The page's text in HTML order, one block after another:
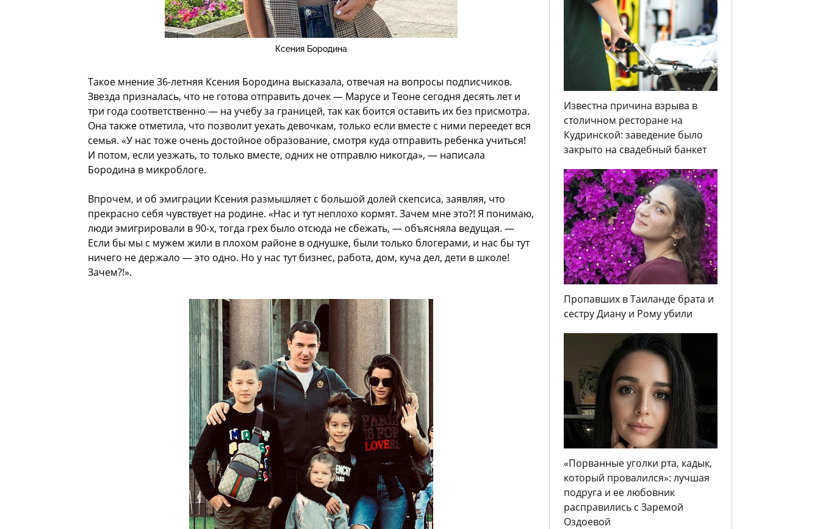
Ксения Бородина
Такое мнение 36-летняя Ксения Бородина высказала, отвечая на вопросы подписчиков.
Звезда призналась, что не готова отправить дочек — Марусе и Теоне сегодня десять лет и
три года соответственно — на учебу за границей, так как боится оставить их без присмотра.
Она также отметила, что позволит уехать девочкам, только если вместе с ними переедет вся
семья. «У нас тоже очень достойное образование, смотря куда отправить ребенка учиться!
И потом, если уезжать, то только вместе, одних не отправлю никогда», — написала
Бородина в микроблоге.
Впрочем, и об эмиграции Ксения размышляет с большой долей скепсиса, заявляя, что
прекрасно себя чувствует на родине. «Нас и тут неплохо кормят. Зачем мне это?! Я понимаю,
люди эмигрировали в 90-х, тогда грех было отсюда не сбежать, — объясняла ведущая. —
Если бы мы с мужем жили в плохом районе в однушке, были только блогерами, и нас бы тут
ничего не держало — это одно. Но у нас тут бизнес, работа, дом, куча дел, дети в школе!
Зачем?!».
Известна причина взрыва в
столичном ресторане на
Кудринской: заведение было
закрыто на свадебный банкет
Пропавших в Таиланде брата и
сестру Диану и Рому убили
«Порванные уголки рта, кадык,
который провалился»: лучшая
подруга и ее любовник
расправились с Заремой
Оздоевой